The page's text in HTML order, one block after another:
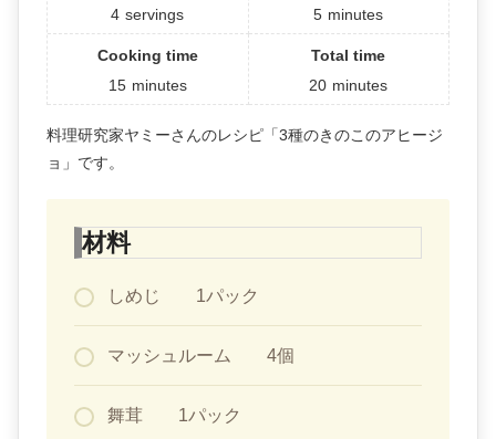
4 servings
5 minutes
Cooking time
15 minutes
Total time
20 minutes
料理研究家ヤミーさんのレシピ「3種のきのこのアヒージ
ョ」です。
材料
しめじ 1パック
マッシュルーム 4個
舞茸 1パック